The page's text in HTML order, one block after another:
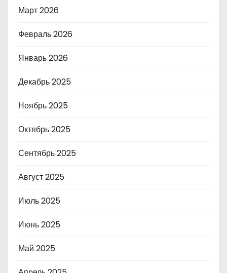
Март 2026
Февраль 2026
Январь 2026
Декабрь 2025
Ноябрь 2025
Октябрь 2025
Сентябрь 2025
Август 2025
Июль 2025
Июнь 2025
Май 2025